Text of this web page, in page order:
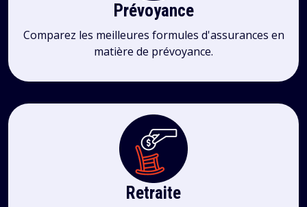
Prévoyance
Comparez les meilleures formules d'assurances en
matière de prévoyance.
Retraite